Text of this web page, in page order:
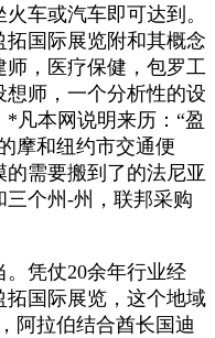
车或汽车即可达到。
国际展览附和其概念
，医疗保健，包罗工
师，一个分析性的设
凡本网说明来历：“盈
摩和纽约市交通便
需要搬到了的法尼亚
三个州-州，联邦采购
凭仗20余年行业经
国际展览，这个地域
阿拉伯结合酋长国迪